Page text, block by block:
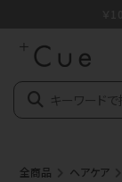
全商品 ヘアケア